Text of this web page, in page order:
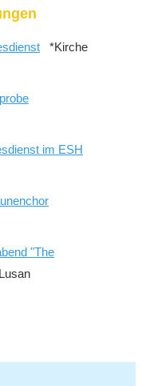
*Kirche
im ESH
"The